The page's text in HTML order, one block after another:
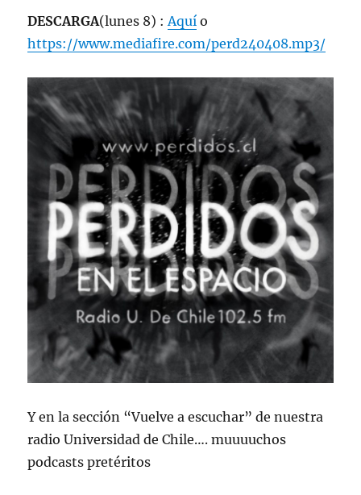
DESCARGA(lunes 8) :Aquí o
https://www.mediafire.com/perd240408.mp3/
Y en la sección “Vuelve a escuchar” de nuestra
radio Universidad de Chile…. muuuuchos
podcasts pretéritos